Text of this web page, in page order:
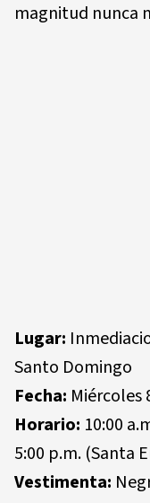
magnitud nunca
Lugar:
Santo Domingo
Fecha: Miércoles
Horario: 10:00
5:00 p.m. (Santa
Vestimenta: